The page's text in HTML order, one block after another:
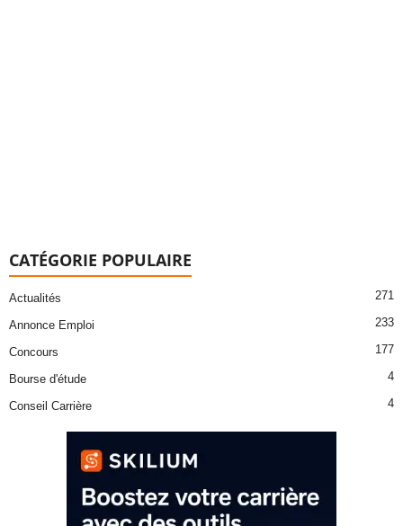
CATÉGORIE POPULAIRE
Actualités 271
Annonce Emploi 233
Concours 177
Bourse d'étude 4
Conseil Carrière 4